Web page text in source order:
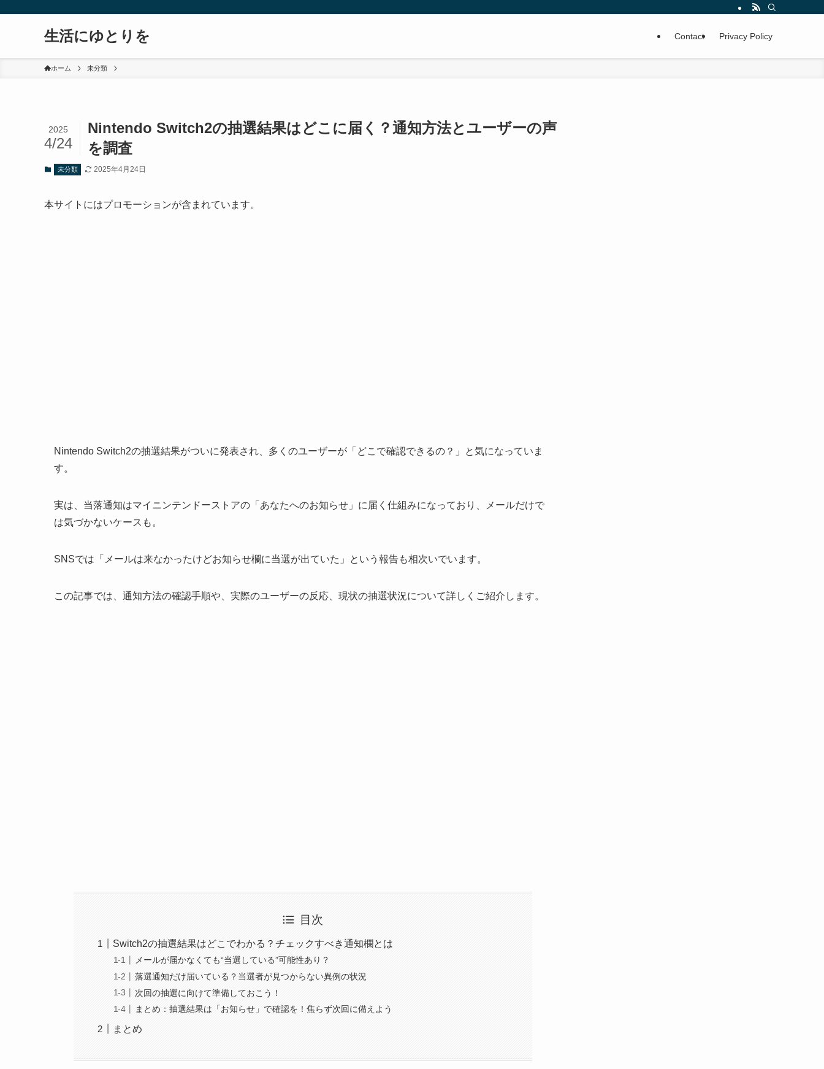
生活にゆとりを Contact Privacy Policy
ホーム 未分類
Nintendo Switch2の抽選結果はどこに届く？通知方法とユーザーの声
を調査
2025
4/24
未分類 2025年4月24日
本サイトにはプロモーションが含まれています。
Nintendo Switch2の抽選結果がついに発表され、多くのユーザーが「どこで確認できるの？」と気になっていま
す。
実は、当落通知はマイニンテンドーストアの「あなたへのお知らせ」に届く仕組みになっており、メールだけで
は気づかないケースも。
SNSでは「メールは来なかったけどお知らせ欄に当選が出ていた」という報告も相次いでいます。
この記事では、通知方法の確認手順や、実際のユーザーの反応、現状の抽選状況について詳しくご紹介します。
目次
Switch2の抽選結果はどこでわかる？チェックすべき通知欄とは
メールが届かなくても“当選している”可能性あり？
落選通知だけ届いている？当選者が見つからない異例の状況
次回の抽選に向けて準備しておこう！
まとめ：抽選結果は「お知らせ」で確認を！焦らず次回に備えよう
まとめ